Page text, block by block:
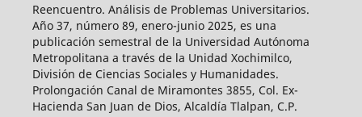
Reencuentro. Análisis de Problemas Universitarios.
Año 37, número 89, enero-junio 2025, es una
publicación semestral de la Universidad Autónoma
Metropolitana a través de la Unidad Xochimilco,
División de Ciencias Sociales y Humanidades.
Prolongación Canal de Miramontes 3855, Col. Ex-
Hacienda San Juan de Dios, Alcaldía Tlalpan, C.P.